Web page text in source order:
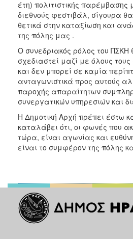
έτη) πολιτιστικής
διεθνούς φεστιβάλ, σίγουρα
θετικά στην καταξίωση και
της πόλης μας .
Ο συνεδριακός ρόλος του ΠΣΚΗ
σχεδιαστεί μαζί με όλους
και δεν μπορεί σε καμία
ανταγωνιστικά προς αυτούς
παροχής απαραίτητων
συνεργατικών υπηρεσιών και
Η Δημοτική Αρχή πρέπει έστω
καταλάβει ότι, οι φωνές που
τώρα, είναι αγωνίας και
είναι το συμφέρον της πόλης